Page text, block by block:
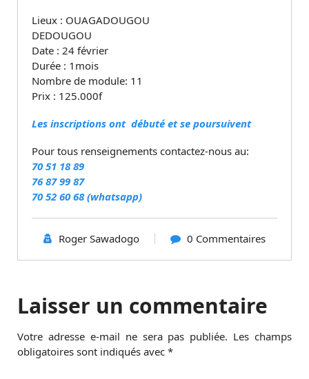
Lieux : OUAGADOUGOU
DEDOUGOU
Date : 24 février
Durée : 1mois
Nombre de module: 11
Prix : 125.000f
Les inscriptions ont débuté et se poursuivent
Pour tous renseignements contactez-nous au:
70 51 18 89
76 87 99 87
70 52 60 68 (whatsapp)
Roger Sawadogo 0 Commentaires
Laisser un commentaire
Votre adresse e-mail ne sera pas publiée. Les champs
obligatoires sont indiqués avec *